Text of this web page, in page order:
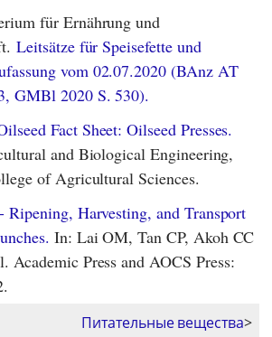
für Ernährung und
Leitsätze für Speisefette und
vom 02.07.2020 (BAnz AT
GMBl 2020 S. 530).
Fact Sheet: Oilseed Presses.
and Biological Engineering,
of Agricultural Sciences.
Ripening, Harvesting, and Transport
In: Lai OM, Tan CP, Akoh CC
Academic Press and AOCS Press:
Питательные вещества>